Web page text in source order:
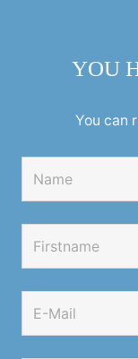
YOU
You can